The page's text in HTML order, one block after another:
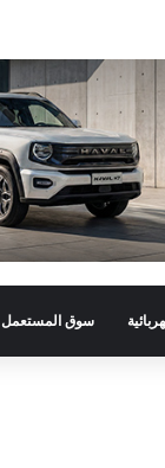
سوق المستعمل